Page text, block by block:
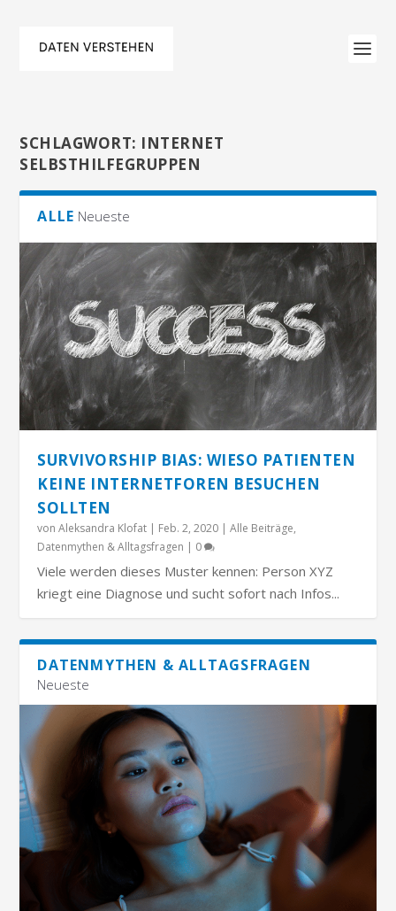
SCHLAGWORT: INTERNET
SELBSTHILFEGRUPPEN
ALLE Neueste
SURVIVORSHIP BIAS: WIESO PATIENTEN
KEINE INTERNETFOREN BESUCHEN
SOLLTEN
vonAleksandra Klofat | Feb. 2, 2020 |Alle Beiträge,
Datenmythen & Alltagsfragen | 0
Viele werden dieses Muster kennen: Person XYZ
kriegt eine Diagnose und sucht sofort nach Infos...
DATENMYTHEN & ALLTAGSFRAGEN
Neueste